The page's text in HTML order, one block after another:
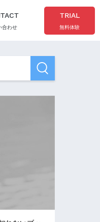
合わせ
TRIAL
無料体験